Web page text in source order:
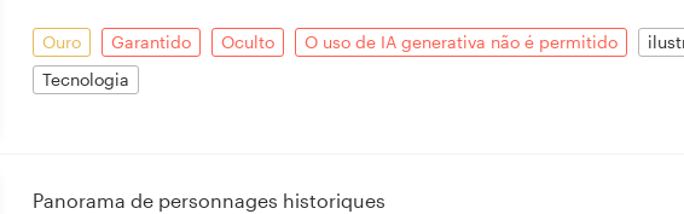
Ouro Garantido Oculto O uso de IA generativa não é permitido
Tecnologia
Panorama de personnages historiques